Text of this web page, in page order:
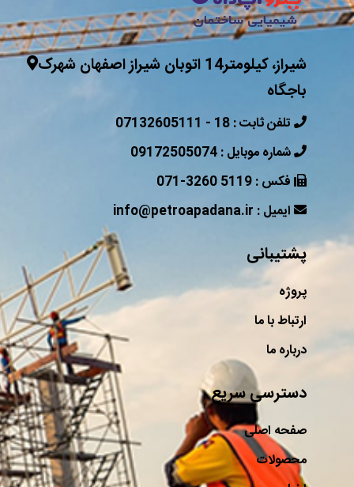
شیراز، کیلومتر14 اتوبان شیراز اصفهان شهرک
باجگاه
پشتیبانی
پروژه
ارتباط با ما
درباره ما
دسترسی سریع
صفحه اصلی
محصولات